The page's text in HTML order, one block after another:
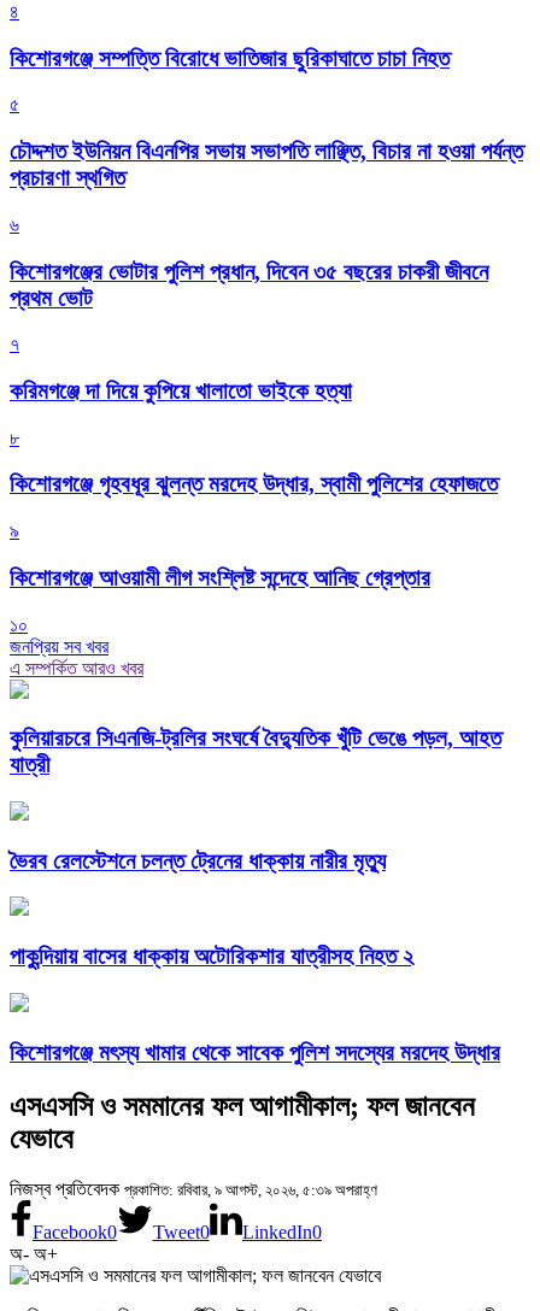
৪
কিশোরগঞ্জে সম্পত্তি বিরোধে ভাতিজার ছুরিকাঘাতে চাচা নিহত
৫
চৌদ্দশত ইউনিয়ন বিএনপির সভায় সভাপতি লাঞ্ছিত, বিচার না হওয়া পর্যন্ত
প্রচারণা স্থগিত
৬
কিশোরগঞ্জের ভোটার পুলিশ প্রধান, দিবেন ৩৫ বছরের চাকরী জীবনে
প্রথম ভোট
৭
করিমগঞ্জে দা দিয়ে কুপিয়ে খালাতো ভাইকে হত্যা
৮
কিশোরগঞ্জে গৃহবধূর ঝুলন্ত মরদেহ উদ্ধার, স্বামী পুলিশের হেফাজতে
৯
কিশোরগঞ্জে আওয়ামী লীগ সংশ্লিষ্ট সন্দেহে আনিছ গ্রেপ্তার
১০
জনপ্রিয় সব খবর
এ সম্পর্কিত আরও খবর
কুলিয়ারচরে সিএনজি-ট্রলির সংঘর্ষে বৈদ্যুতিক খুঁটি ভেঙে পড়ল, আহত
যাত্রী
ভৈরব রেলস্টেশনে চলন্ত ট্রেনের ধাক্কায় নারীর মৃত্যু
পাকুন্দিয়ায় বাসের ধাক্কায় অটোরিকশার যাত্রীসহ নিহত ২
কিশোরগঞ্জে মৎস্য খামার থেকে সাবেক পুলিশ সদস্যের মরদেহ উদ্ধার
এসএসসি ও সমমানের ফল আগামীকাল; ফল জানবেন
যেভাবে
নিজস্ব প্রতিবেদক প্রকাশিত: রবিবার, ৯ আগস্ট, ২০২৬, ৫:৩৯ অপরাহ্ণ
Facebook0 Tweet0 LinkedIn0
অ- অ+